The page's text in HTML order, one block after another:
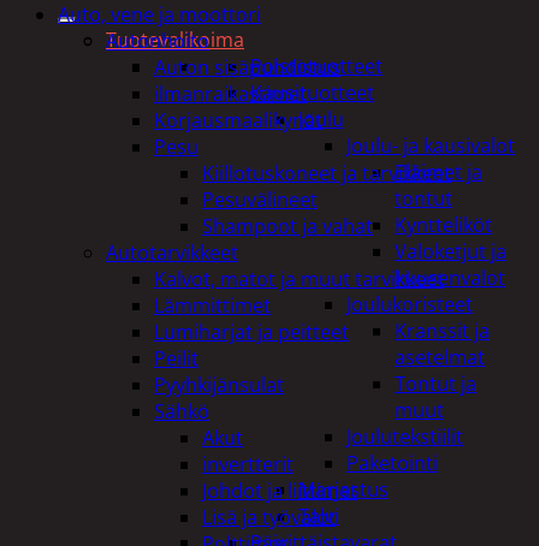
Tuotevalikoima
Poistotuotteet
Kausituotteet
Joulu
Joulu- ja kausivalot
Eläimet ja
tontut
Kyntteliköt
Valoketjut ja
kuusenvalot
Joulukoristeet
Kranssit ja
asetelmat
Tontut ja
muut
Joulutekstiilit
Paketointi
Marjastus
Talvi
Auto, vene ja moottori
Autonhoito
Auton sisäpuhdistus
ilmanraikastimet
Korjausmaalikynät
Pesu
Kiillotuskoneet ja tarvikkeet
Pesuvälineet
Shampoot ja vahat
Autotarvikkeet
Kalvot, matot ja muut tarvikkeet
Lämmittimet
Lumiharjat ja peitteet
Peilit
Pyyhkijänsulat
Sähkö
Akut
invertterit
Johdot ja liittimet
Lisä ja työvalot